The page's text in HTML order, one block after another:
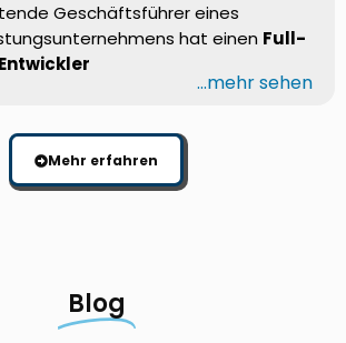
Geschäftsführer eines
hat einen Full-
...mehr sehen
Mehr erfahren
Blog